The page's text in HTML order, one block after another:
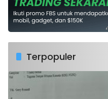
Terpopuler